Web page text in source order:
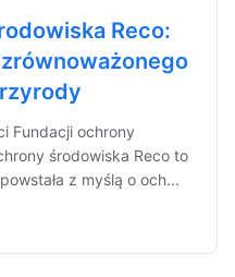
Reco:
Fundacji ochrony
środowiska Reco to
z myślą o och...